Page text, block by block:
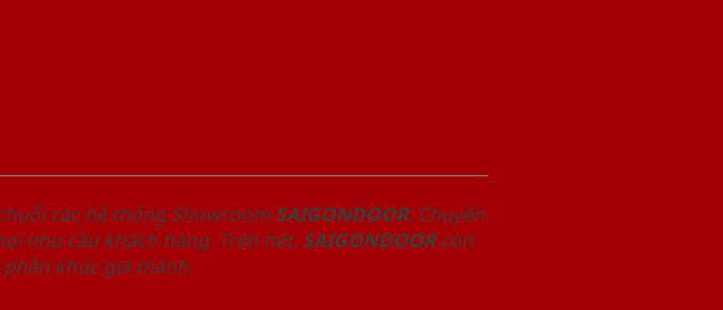
các hệ thống Showroom SAIGONDOOR. Chuyên
nhu cầu khách hàng. Trên hết, SAIGONDOORcòn
khúc giá thành.